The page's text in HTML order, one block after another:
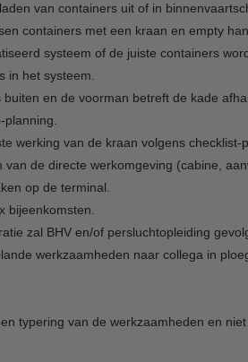
van containers uit of in
containers met een kraan en empty
systeem of de juiste containers
in het systeem.
buiten en de voorman betreft de kade
werking van de kraan volgens
de directe werkomgeving (cabine,
op de terminal.
bijeenkomsten.
zal BHV en/of persluchtopleiding
werkzaamheden naar collega in
typering van de werkzaamheden en